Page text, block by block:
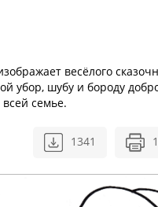
весёлого
убор, шубу и бороду
семье.
1341